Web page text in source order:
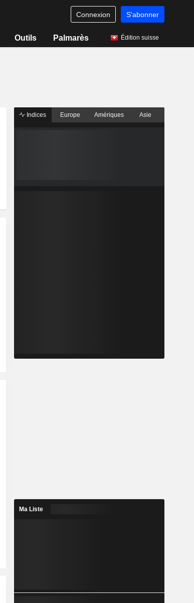
Connexion S'abonner
Outils Palmarès Édition suisse
Indices Europe Amériques Asie
Ma Liste